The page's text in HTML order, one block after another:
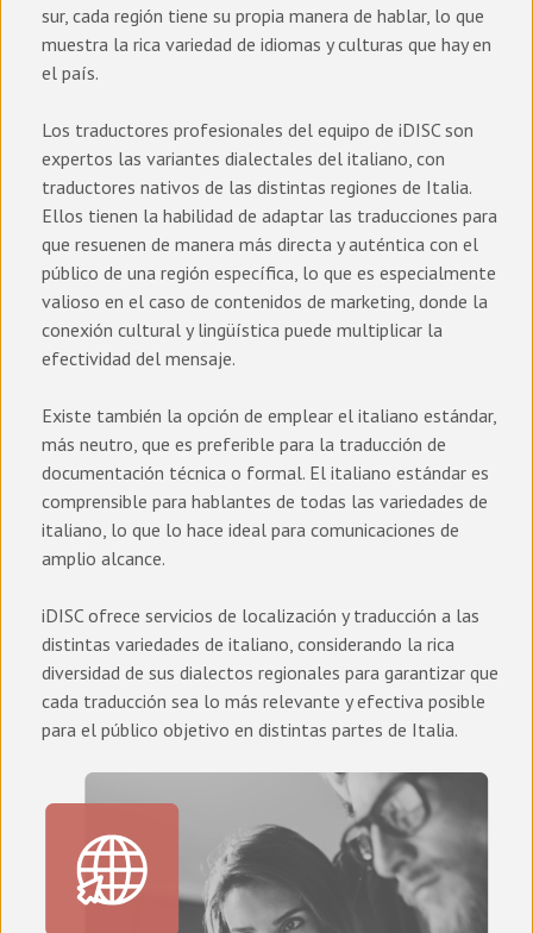
sur, cada región tiene su propia manera de hablar, lo que
muestra la rica variedad de idiomas y culturas que hay en
el país.
Los traductores profesionales del equipo de iDISC son
expertos las variantes dialectales del italiano, con
traductores nativos de las distintas regiones de Italia.
Ellos tienen la habilidad de adaptar las traducciones para
que resuenen de manera más directa y auténtica con el
público de una región específica, lo que es especialmente
valioso en el caso de contenidos de marketing, donde la
conexión cultural y lingüística puede multiplicar la
efectividad del mensaje.
Existe también la opción de emplear el italiano estándar,
más neutro, que es preferible para la traducción de
documentación técnica o formal. El italiano estándar es
comprensible para hablantes de todas las variedades de
italiano, lo que lo hace ideal para comunicaciones de
amplio alcance.
iDISC ofrece servicios de localización y traducción a las
distintas variedades de italiano, considerando la rica
diversidad de sus dialectos regionales para garantizar que
cada traducción sea lo más relevante y efectiva posible
para el público objetivo en distintas partes de Italia.